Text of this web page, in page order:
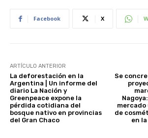
Facebook X
ARTÍCULO ANTERIOR
La deforestación en la
Argentina | Un informe del
diario La Nación y
Greenpeace expone la
pérdida cotidiana del
bosque nativo en provincias
del Gran Chaco
Se
de
en